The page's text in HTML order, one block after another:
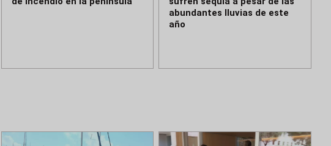
abundantes lluvias de este
año